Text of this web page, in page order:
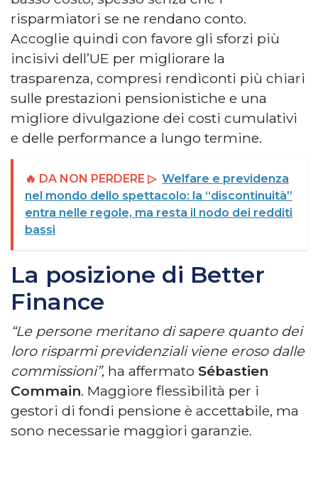
risparmiatori se ne rendano conto.
Accoglie quindi con favore gli sforzi più
incisivi dell’UE per migliorare la
trasparenza, compresi rendiconti più chiari
sulle prestazioni pensionistiche e una
migliore divulgazione dei costi cumulativi
e delle performance a lungo termine.
🔥 DA NON PERDERE ▷ Welfare e previdenza
nel mondo dello spettacolo: la “discontinuità”
entra nelle regole, ma resta il nodo dei redditi
bassi
La posizione di Better
Finance
“Le persone meritano di sapere quanto dei
loro risparmi previdenziali viene eroso dalle
commissioni”, ha affermato Sébastien
Commain. Maggiore flessibilità per i
gestori di fondi pensione è accettabile, ma
sono necessarie maggiori garanzie.